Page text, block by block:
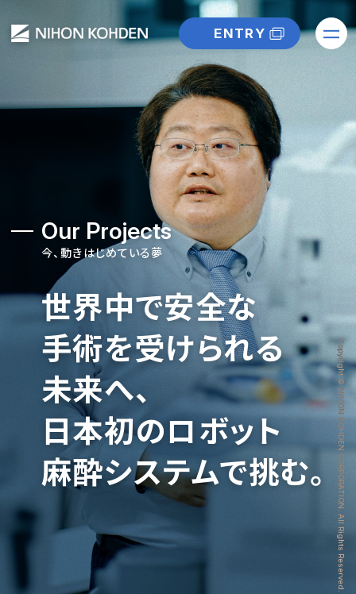
募集要項
ENTRY
ENTRY
Copyright © NIHON KOHDEN CORPORATION. All Rights Reserved.
Our Projects
今、動きはじめている夢
世界中で安全な
手術を受けられる
未来へ、
日本初のロボット
麻酔システムで挑む。